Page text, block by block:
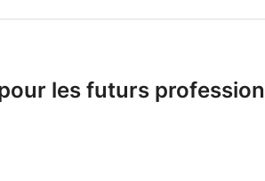
les futurs